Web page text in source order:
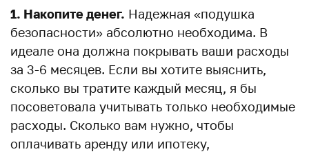
1. Накопите денег. Надежная «подушка
безопасности» абсолютно необходима. В
идеале она должна покрывать ваши расходы
за 3-6 месяцев. Если вы хотите выяснить,
сколько вы тратите каждый месяц, я бы
посоветовала учитывать только необходимые
расходы. Сколько вам нужно, чтобы
оплачивать аренду или ипотеку,